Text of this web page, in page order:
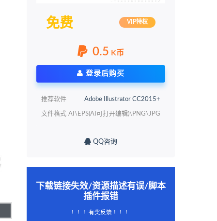
免费 VIP特权
0.5 K币
登录后购买
推荐软件 Adobe Illustrator CC2015+
文件格式 AI\EPS(AI可打开编辑)\PNG\JPG
QQ咨询
下载链接失效/资源描述有误/脚本
插件报错
！！！有奖反馈 ！！！